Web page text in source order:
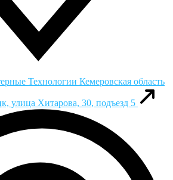
Технологии Кемеровская область
улица Хитарова, 30, подъезд 5